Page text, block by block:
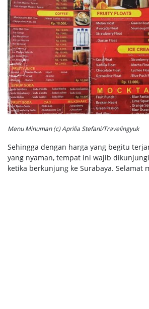
Menu Minuman (c) Aprilia Stefani/Travelingyuk
Sehingga dengan harga yang begitu
yang nyaman, tempat ini wajib
ketika berkunjung ke Surabaya. Selamat